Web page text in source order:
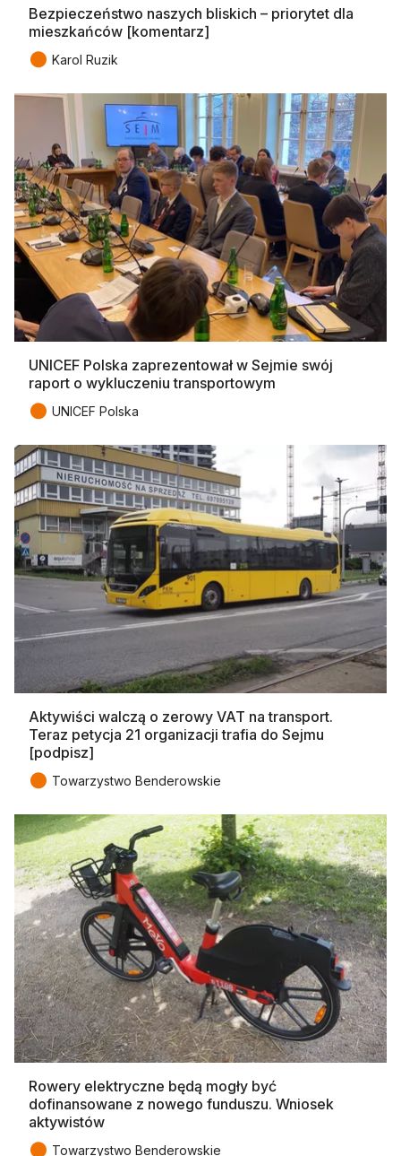
Bezpieczeństwo naszych bliskich – priorytet dla
mieszkańców [komentarz]
● Karol Ruzik
UNICEF Polska zaprezentował w Sejmie swój
raport o wykluczeniu transportowym
● UNICEF Polska
Aktywiści walczą o zerowy VAT na transport.
Teraz petycja 21 organizacji trafia do Sejmu
[podpisz]
● Towarzystwo Benderowskie
Rowery elektryczne będą mogły być
dofinansowane z nowego funduszu. Wniosek
aktywistów
● Towarzystwo Benderowskie